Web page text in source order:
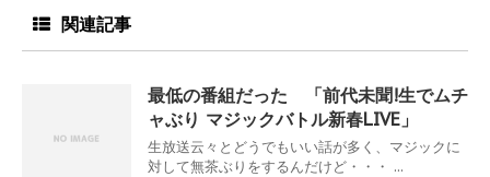
関連記事
最低の番組だった 「前代未聞!生でムチ
ャぶり マジックバトル新春LIVE」
生放送云々とどうでもいい話が多く、マジックに
対して無茶ぶりをするんだけど・・・ ...